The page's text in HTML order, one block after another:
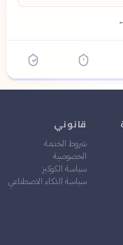
قانوني
شروط الخدمة
الخصوصية
سياسة الكوكيز
سياسة الذكاء الاصطناعي